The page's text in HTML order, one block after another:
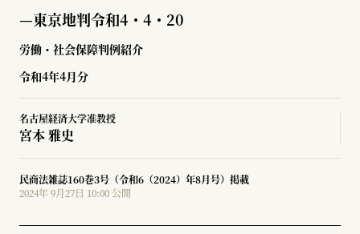
—東京地判令和4・4・20
労働・社会保障判例紹介
令和4年4月分
名古屋経済大学准教授
宮本 雅史
民商法雑誌160巻3号（令和6（2024）年8月号）掲載
2024年 9月27日 10:00 公開